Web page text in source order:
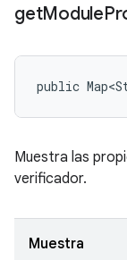
getModule
public
Muestra las
verificador.
Muestra